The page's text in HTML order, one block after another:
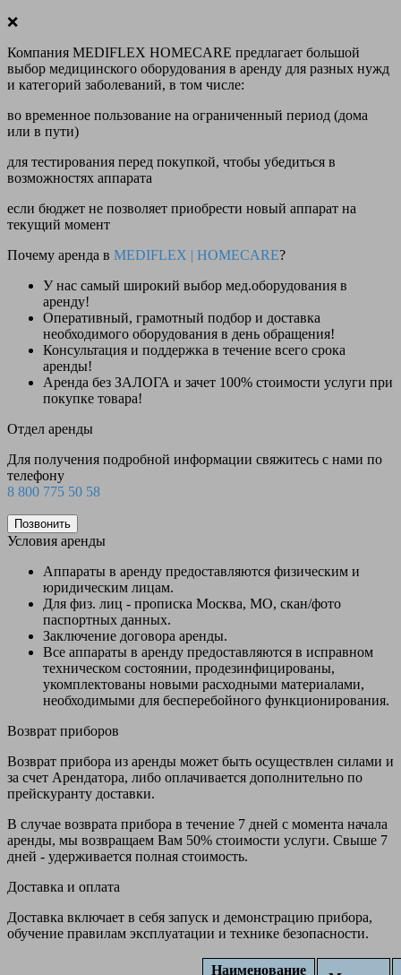
❌
Компания MEDIFLEX HOMECARE предлагает большой
выбор медицинского оборудования в аренду для разных нужд
и категорий заболеваний, в том числе:
во временное пользование на ограниченный период (дома
или в пути)
для тестирования перед покупкой, чтобы убедиться в
возможностях аппарата
если бюджет не позволяет приобрести новый аппарат на
текущий момент
Почему аренда в MEDIFLEX | HOMECARE?
У нас самый широкий выбор мед.оборудования в
аренду!
Оперативный, грамотный подбор и доставка
необходимого оборудования в день обращения!
Консультация и поддержка в течение всего срока
аренды!
Аренда без ЗАЛОГА и зачет 100% стоимости услуги при
покупке товара!
Отдел аренды
Для получения подробной информации свяжитесь с нами по
телефону
8 800 775 50 58
Позвонить
Условия аренды
Аппараты в аренду предоставляются физическим и
юридическим лицам.
Для физ. лиц - прописка Москва, МО, скан/фото
паспортных данных.
Заключение договора аренды.
Все аппараты в аренду предоставляются в исправном
техническом состоянии, продезинфицированы,
укомплектованы новыми расходными материалами,
необходимыми для бесперебойного функционирования.
Возврат приборов
Возврат прибора из аренды может быть осуществлен силами и
за счет Арендатора, либо оплачивается дополнительно по
прейскуранту доставки.
В случае возврата прибора в течение 7 дней с момента начала
аренды, мы возвращаем Вам 50% стоимости услуги. Свыше 7
дней - удерживается полная стоимость.
Доставка и оплата
Доставка включает в себя запуск и демонстрацию прибора,
обучение правилам эксплуатации и технике безопасности.
Наименование